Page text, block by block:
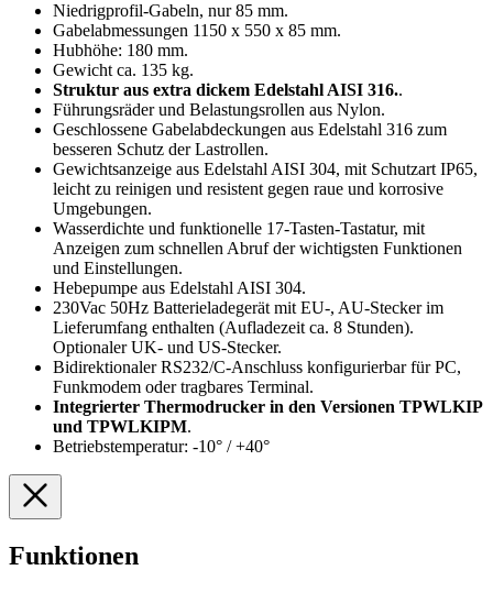
Niedrigprofil-Gabeln, nur 85 mm.
Gabelabmessungen 1150 x 550 x 85 mm.
Hubhöhe: 180 mm.
Gewicht ca. 135 kg.
Struktur aus extra dickem Edelstahl AISI 316..
Führungsräder und Belastungsrollen aus Nylon.
Geschlossene Gabelabdeckungen aus Edelstahl 316 zum
besseren Schutz der Lastrollen.
Gewichtsanzeige aus Edelstahl AISI 304, mit Schutzart IP65,
leicht zu reinigen und resistent gegen raue und korrosive
Umgebungen.
Wasserdichte und funktionelle 17-Tasten-Tastatur, mit
Anzeigen zum schnellen Abruf der wichtigsten Funktionen
und Einstellungen.
Hebepumpe aus Edelstahl AISI 304.
230Vac 50Hz Batterieladegerät mit EU-, AU-Stecker im
Lieferumfang enthalten (Aufladezeit ca. 8 Stunden).
Optionaler UK- und US-Stecker.
Bidirektionaler RS232/C-Anschluss konfigurierbar für PC,
Funkmodem oder tragbares Terminal.
Integrierter Thermodrucker in den Versionen TPWLKIP
und TPWLKIPM.
Betriebstemperatur: -10° / +40°
Funktionen